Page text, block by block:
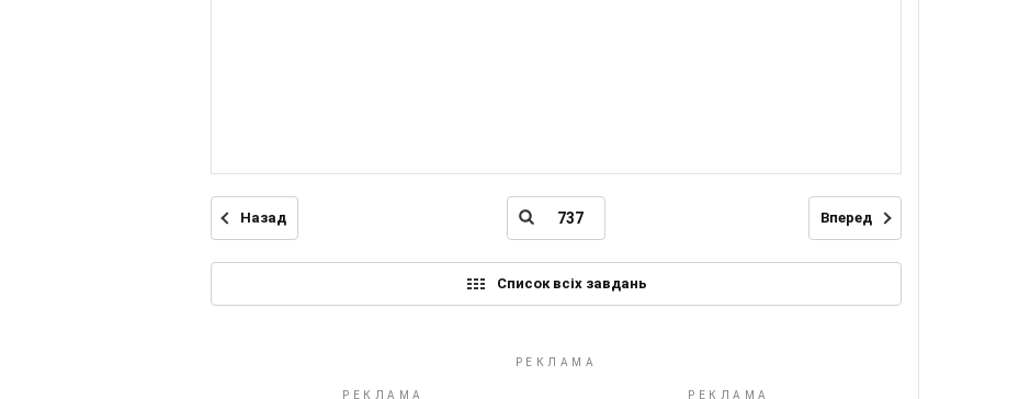
Назад Вперед
Список всіх завдань